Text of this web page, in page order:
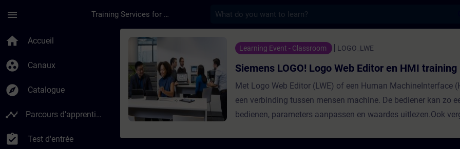
menu Training Services for Digital Industries
home Accueil
group_work Canaux
explore Catalogue
timeline Parcours d’apprentissage
assignment_turned_in Test d'entrée
Cours - Siemens LOGO! Logo Web Editor en HMI training -
Learning Event - Classroom LOGO_LWE
Siemens LOGO! Logo Web Editor en HMI training
Met Logo Web Editor (LWE) of een Human MachineInterface
een verbinding tussen mensen machine. De bediener kan zo
bedienen, parameters aanpassen en waardes uitlezen.Ook